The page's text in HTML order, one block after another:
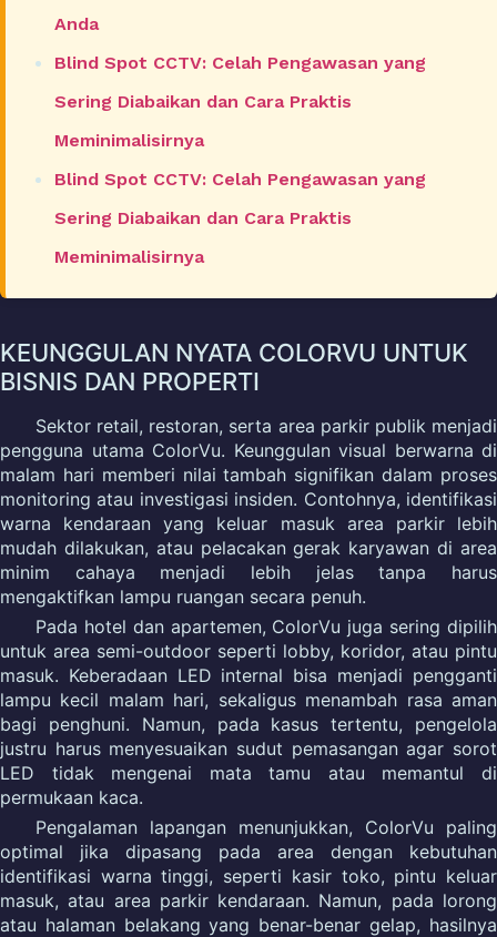
Anda
Blind Spot CCTV: Celah Pengawasan yang
Sering Diabaikan dan Cara Praktis
Meminimalisirnya
Blind Spot CCTV: Celah Pengawasan yang
Sering Diabaikan dan Cara Praktis
Meminimalisirnya
KEUNGGULAN NYATA COLORVU UNTUK
BISNIS DAN PROPERTI
Sektor retail, restoran, serta area parkir publik menjadi
pengguna utama ColorVu. Keunggulan visual berwarna di
malam hari memberi nilai tambah signifikan dalam proses
monitoring atau investigasi insiden. Contohnya, identifikasi
warna kendaraan yang keluar masuk area parkir lebih
mudah dilakukan, atau pelacakan gerak karyawan di area
minim cahaya menjadi lebih jelas tanpa harus
mengaktifkan lampu ruangan secara penuh.
Pada hotel dan apartemen, ColorVu juga sering dipilih
untuk area semi-outdoor seperti lobby, koridor, atau pintu
masuk. Keberadaan LED internal bisa menjadi pengganti
lampu kecil malam hari, sekaligus menambah rasa aman
bagi penghuni. Namun, pada kasus tertentu, pengelola
justru harus menyesuaikan sudut pemasangan agar sorot
LED tidak mengenai mata tamu atau memantul di
permukaan kaca.
Pengalaman lapangan menunjukkan, ColorVu paling
optimal jika dipasang pada area dengan kebutuhan
identifikasi warna tinggi, seperti kasir toko, pintu keluar
masuk, atau area parkir kendaraan. Namun, pada lorong
atau halaman belakang yang benar-benar gelap, hasilnya